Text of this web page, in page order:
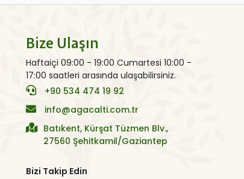
Bize Ulaşın
Haftaiçi 09:00 - 19:00 Cumartesi 10:00 -
17:00 saatleri arasında ulaşabilirsiniz.
+90 534 474 19 92
info@agacalti.com.tr
Batıkent, Kürşat Tüzmen Blv.,
27560 Şehitkamil/Gaziantep
Bizi Takip Edin